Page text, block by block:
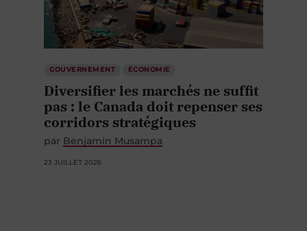
GOUVERNEMENT ÉCONOMIE
Diversifier les marchés ne suffit
pas : le Canada doit repenser ses
corridors stratégiques
par Benjamin Musampa
23 JUILLET 2026